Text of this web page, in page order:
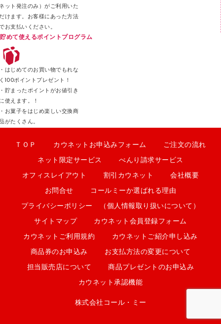
ット発注のみ）がご利用いた
けます。お客様にあった方法
お支払いください。
貯めて使えるポイントプログラム
はじめてのお買い物でもれな
100ポイントプレゼント！
貯まったポイントがお値引き
使えます。！
お菓子をはじめ楽しい交換商
がたくさん。
ＴＯＰ カウネットお申込みフォーム ご注文の流れ
ネット限定サービス べんり請求サービス
オフィスレイアウト 割引カウネット 会社概要
お問合せ コールミーか選ばれる理由
プライバシーポリシー （個人情報取り扱いについて）
サイトマップ カウネット会員登録フォーム
カウネットご利用規約 カウネットご紹介申し込み
商品券のお申込み お支払方法の変更について
担当販売店について 商品プレゼントのお申込み
カウネット承認機能
株式会社コール・ミー